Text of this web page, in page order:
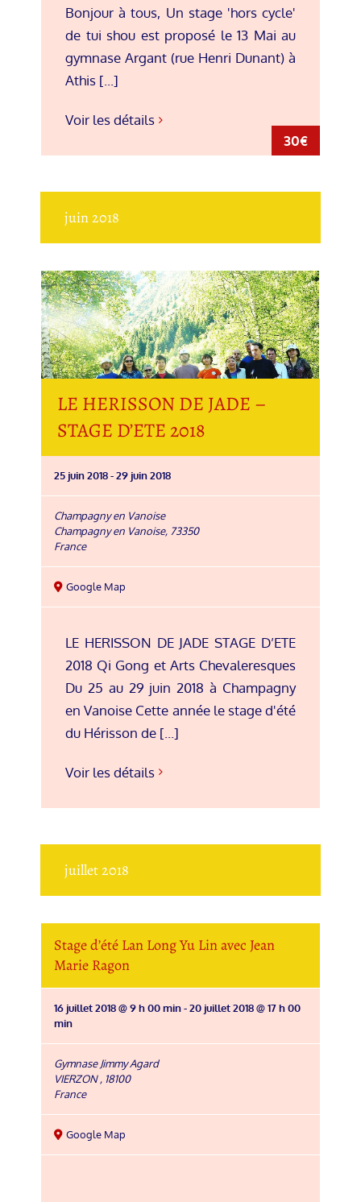
30€
Bonjour à tous, Un stage 'hors cycle'
de tui shou est proposé le 13 Mai au
gymnase Argant (rue Henri Dunant) à
Athis [...]
Voir les détails
juin 2018
LE HERISSON DE JADE –
STAGE D’ETE 2018
25 juin 2018-29 juin 2018
Champagny en Vanoise
Champagny en Vanoise, 73350
France
Google Map
LE HERISSON DE JADE STAGE D’ETE
2018 Qi Gong et Arts Chevaleresques
Du 25 au 29 juin 2018 à Champagny
en Vanoise Cette année le stage d'été
du Hérisson de [...]
Voir les détails
juillet 2018
Stage d’été Lan Long Yu Lin avec Jean
Marie Ragon
16 juillet 2018 @ 9 h 00 min-20 juillet 2018 @ 17 h 00
min
Gymnase Jimmy Agard
VIERZON, 18100
France
Google Map